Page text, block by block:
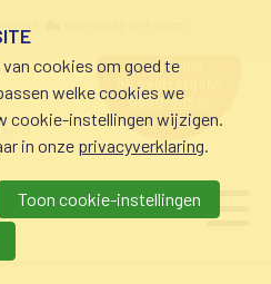
hulp nodig
bij geldzorgen?
0800-8115.nl
cookies om goed te
welke cookies we
cookie-instellingen wijzigen.
in onze privacyverklaring.
Toon cookie-instellingen